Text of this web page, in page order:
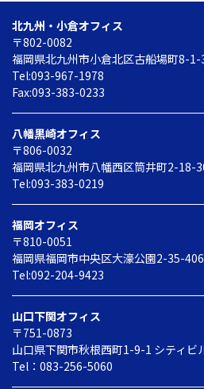
北九州・小倉オフィス
〒802-0082
福岡県北九州市小倉北区古船場町8-1-
Tel:093-967-1978
Fax:093-383-0233
八幡黒崎オフィス
〒806-0032
福岡県北九州市八幡西区筒井町2-18-
Tel:093-383-0219
福岡オフィス
〒810-0051
福岡県福岡市中央区大濠公園2-35-406
Tel:092-204-9423
山口下関オフィス
〒751-0873
山口県下関市秋根西町1-9-1 シティビ
Tel：083-256-5060